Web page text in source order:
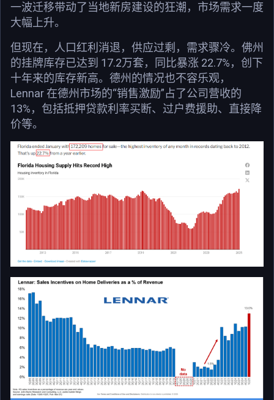
一波迁移带动了当地新房建设的狂潮，市场需求一度
大幅上升。
但现在，人口红利消退，供应过剩，需求骤冷。佛州
的挂牌库存已达到 17.2万套，同比暴涨 22.7%，创下
十年来的库存新高。德州的情况也不容乐观，
Lennar 在德州市场的“销售激励”占了公司营收的
13%，包括抵押贷款利率买断、过户费援助、直接降
价等。